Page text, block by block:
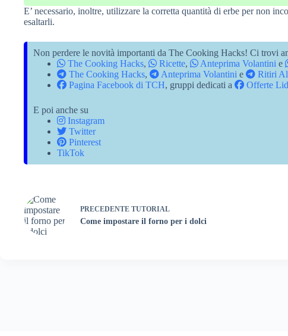
E’ necessario, inoltre, utilizzare la corretta quantità di erbe per non
esaltarli.
Non perdere le novità importanti da The Cooking Hacks! Ci trovi
The Cooking Hacks, Ricette, Anteprima Volantini e
The Cooking Hacks, Anteprima Volantini e
Ritiri
Pagina Facebook di TCH, gruppi dedicati a Offerte
E poi anche su
Instagram
Twitter
Pinterest
TikTok
PRECEDENTE TUTORIAL
Come impostare il forno per i dolci